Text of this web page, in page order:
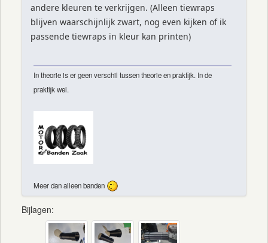
andere kleuren te verkrijgen. (Alleen tiewraps
blijven waarschijnlijk zwart, nog even kijken of ik
passende tiewraps in kleur kan printen)
In theorie is er geen verschil tussen theorie en praktijk. In de
praktijk wel.
Meer dan alleen banden
Bijlagen: